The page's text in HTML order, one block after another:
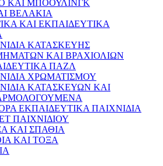
ΚΑΙ ΜΠΟΟΥΛΙΝΓΚ
ΒΕΛΑΚΙΑ
ΚΑΙ ΕΚΠΑΙΔΕΥΤΙΚΑ
ΚΑΤΑΣΚΕΥΗΣ
ΚΑΙ ΒΡΑΧΙΟΛΙΩΝ
ΠΑΖΛ
ΧΡΩΜΑΤΙΣΜΟΥ
ΚΑΤΑΣΚΕΥΩΝ ΚΑΙ
ΕΚΠΑΙΔΕΥΤΙΚΑ ΠΑΙΧΝΙΔΙΑ
ΠΑΙΧΝΙΔΙΟΥ
ΚΑΙ ΣΠΑΘΙΑ
ΚΑΙ ΤΟΞΑ